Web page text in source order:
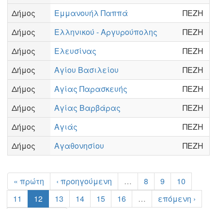
Δήμος
Εμμανουήλ Παππά
ΠΕΖΗ
Δήμος
Ελληνικού - Αργυρούπολης
ΠΕΖΗ
Δήμος
Ελευσίνας
ΠΕΖΗ
Δήμος
Αγίου Βασιλείου
ΠΕΖΗ
Δήμος
Αγίας Παρασκευής
ΠΕΖΗ
Δήμος
Αγίας Βαρβάρας
ΠΕΖΗ
Δήμος
Αγιάς
ΠΕΖΗ
Δήμος
Αγαθονησίου ΠΕΖΗ
« πρώτη ‹ προηγούμενη … 8 9
10
11
12 13 14 15 16 …
επόμενη ›